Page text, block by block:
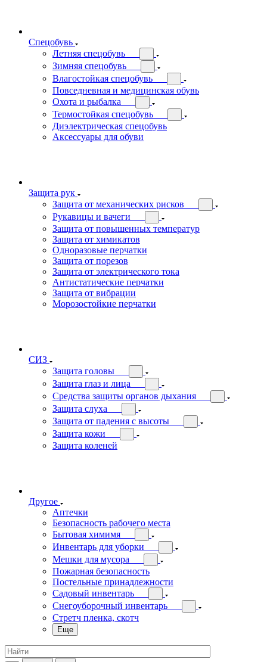
Спецобувь
Летняя спецобувь
Зимняя спецобувь
Влагостойкая спецобувь
Повседневная и медицинская обувь
Охота и рыбалка
Термостойкая спецобувь
Диэлектрическая спецобувь
Аксессуары для обуви
Защита рук
Защита от механических рисков
Рукавицы и вачеги
Защита от повышенных температур
Защита от химикатов
Одноразовые перчатки
Защита от порезов
Защита от электрического тока
Антистатические перчатки
Защита от вибрации
Морозостойкие перчатки
СИЗ
Защита головы
Защита глаз и лица
Средства защиты органов дыхания
Защита слуха
Защита от падения с высоты
Защита кожи
Защита коленей
Другое
Аптечки
Безопасность рабочего места
Бытовая химимя
Инвентарь для уборки
Мешки для мусора
Пожарная безопасность
Постельные принадлежности
Садовый инвентарь
Снегоуборочный инвентарь
Стретч пленка, скотч
Еще